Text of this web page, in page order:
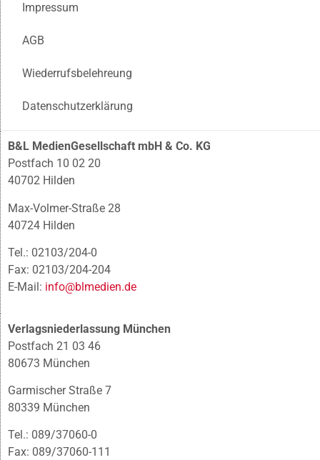
Impressum
AGB
Wiederrufsbelehreung
Datenschutzerklärung
B&L MedienGesellschaft mbH & Co. KG
Postfach 10 02 20
40702 Hilden
Max-Volmer-Straße 28
40724 Hilden
Tel.: 02103/204-0
Fax: 02103/204-204
E-Mail: info@blmedien.de
Verlagsniederlassung München
Postfach 21 03 46
80673 München
Garmischer Straße 7
80339 München
Tel.: 089/37060-0
Fax: 089/37060-111